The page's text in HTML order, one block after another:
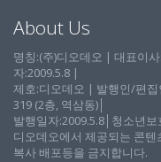
About Us
명칭:(주)디오데오 | 대표이
자:2009.5.8 |
제호:디오데오 | 발행인/편
319 (2층, 역삼동)│
발행일자:2009.5.8│청소년
디오데오에서 제공되는 콘
복사 배포등을 금지합니다.